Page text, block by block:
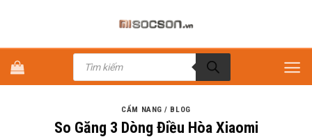
dung
Tìm
kiếm
phẩm
CẨM NANG / BLOG
So Găng 3 Dòng Điều Hòa Xiaomi